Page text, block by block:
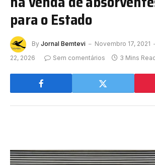
para o Estado
By Jornal Bemtevi Novembro 17, 2021
22, 2026
Sem comentários 3 Mins